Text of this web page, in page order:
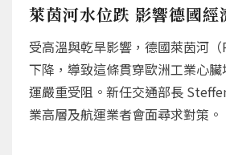
萊茵河水位跌 影響德國經
受高溫與乾旱影響，德國萊茵河
下降，導致這條貫穿歐洲工業心
運嚴重受阻。新任交通部長
業高層及航運業者會面尋求對策。